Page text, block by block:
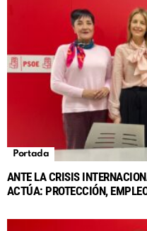
Portada
ANTE LA CRISIS
ACTÚA: PROTECCIÓN,